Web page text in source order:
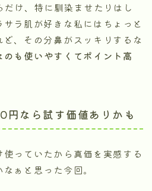
け、特に馴染ませたりはし
ラ肌が好きな私にはちょっと
、その分鼻がスッキリするな
のも使いやすくてポイント高
円なら試す価値ありかも
っていたから真価を実感する
ぁと思った今回。